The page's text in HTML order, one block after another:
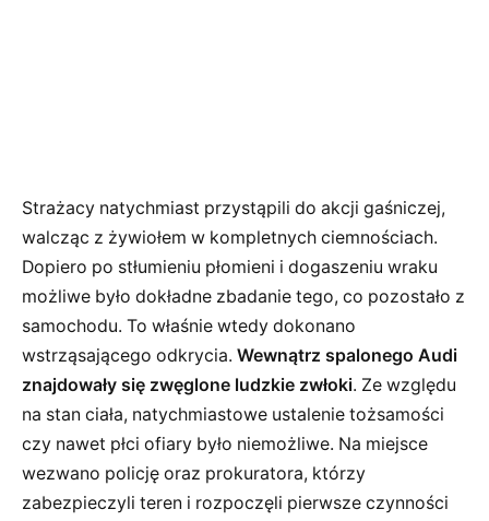
Strażacy natychmiast przystąpili do akcji gaśniczej,
walcząc z żywiołem w kompletnych ciemnościach.
Dopiero po stłumieniu płomieni i dogaszeniu wraku
możliwe było dokładne zbadanie tego, co pozostało z
samochodu. To właśnie wtedy dokonano
wstrząsającego odkrycia. Wewnątrz spalonego Audi
znajdowały się zwęglone ludzkie zwłoki. Ze względu
na stan ciała, natychmiastowe ustalenie tożsamości
czy nawet płci ofiary było niemożliwe. Na miejsce
wezwano policję oraz prokuratora, którzy
zabezpieczyli teren i rozpoczęli pierwsze czynności